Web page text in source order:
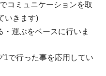
コミュニケーションを取
いきます)
・運ぶをベースに行いま
1で行った事を応用してい